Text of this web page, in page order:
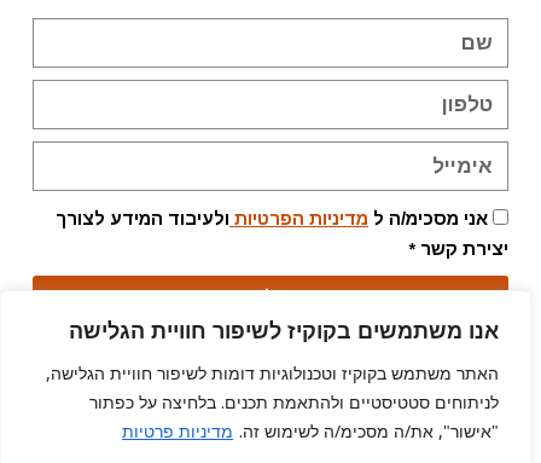
אנו משתמשים בקוקיז לשיפור חוויית הגלישה
האתר משתמש בקוקיז וטכנולוגיות דומות לשיפור חוויית הגלישה,
לניתוחים סטטיסטיים ולהתאמת תכנים. בלחיצה על כפתור
"אישור", את/ה מסכימ/ה לשימוש זה. מדיניות פרטיות
אני מסכימ/ה ל מדיניות הפרטיות ולעיבוד המידע לצורך
יצירת קשר *
המידע ישמש אך ורק לטיפול בפנייה. מסירתו אינה חובה,
אך בלעדיו לא נוכל להשיב. המידע לא יועבר לצדדים
שלישיים.